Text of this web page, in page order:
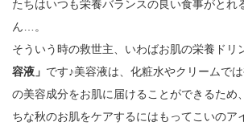
たちはいつも栄養バランスの良い食事がとれ
ん…。
そういう時の救世主、いわばお肌の栄養ドリ
容液」 です♪美容液は、化粧水やクリームで
の美容成分をお肌に届けることができるため
ちな秋のお肌をケアするにはもってこいのア